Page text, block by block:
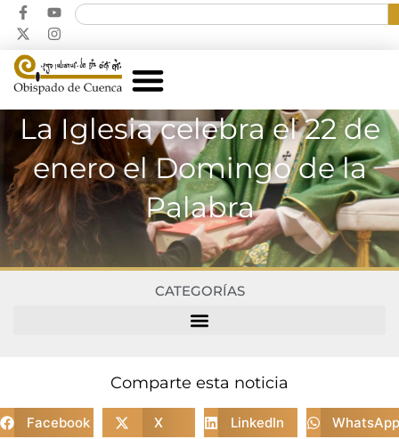
La Iglesia celebra el 22 de
enero el Domingo de la
Palabra
CATEGORÍAS
Comparte esta noticia
Facebook X LinkedIn WhatsApp